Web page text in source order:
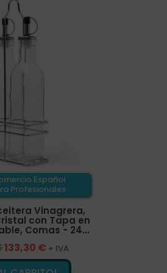
Español
Profesionales
Vinagrera,
con Tapa en
Comas - 24...
133,30 € + IVA